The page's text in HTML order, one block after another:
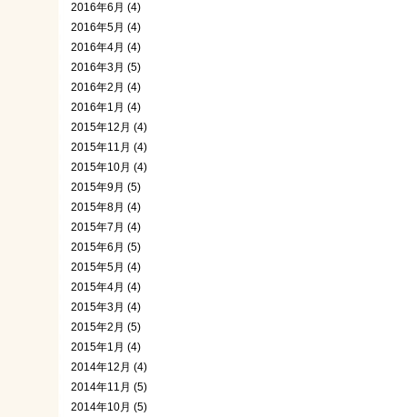
2016年6月 (4)
2016年5月 (4)
2016年4月 (4)
2016年3月 (5)
2016年2月 (4)
2016年1月 (4)
2015年12月 (4)
2015年11月 (4)
2015年10月 (4)
2015年9月 (5)
2015年8月 (4)
2015年7月 (4)
2015年6月 (5)
2015年5月 (4)
2015年4月 (4)
2015年3月 (4)
2015年2月 (5)
2015年1月 (4)
2014年12月 (4)
2014年11月 (5)
2014年10月 (5)